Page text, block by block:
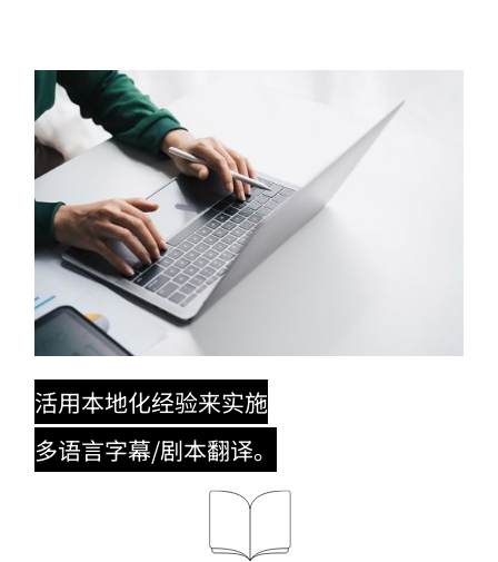
活用本地化经验来实施
多语言字幕/剧本翻译。